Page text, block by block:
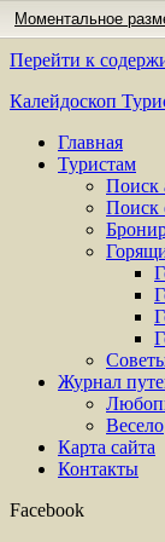
Моментальное
Перейти к
Калейдоскоп
Главная
Туристам
Поиск
Поиск
Журнал
Весело
Карта сайта
Контакты
Facebook